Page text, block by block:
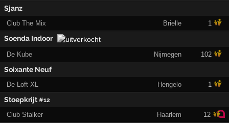
Sjanz
Club The Mix Brielle 1
Soenda Indoor
De Kube Nijmegen 102
Soixante Neuf
De Loft XL Hengelo 1
Stoepkrijt#12
Club Stalker Haarlem 12